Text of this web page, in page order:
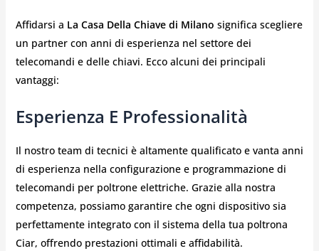
Affidarsi a La Casa Della Chiave di Milano significa scegliere
un partner con anni di esperienza nel settore dei
telecomandi e delle chiavi. Ecco alcuni dei principali
vantaggi:
Esperienza E Professionalità
Il nostro team di tecnici è altamente qualificato e vanta anni
di esperienza nella configurazione e programmazione di
telecomandi per poltrone elettriche. Grazie alla nostra
competenza, possiamo garantire che ogni dispositivo sia
perfettamente integrato con il sistema della tua poltrona
Ciar, offrendo prestazioni ottimali e affidabilità.